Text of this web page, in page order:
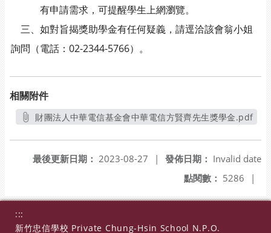
有申請需求，可提醒學生上網瀏覽。
三、如對旨揭獎助學金有任何疑義，請逕洽該會翁小姐
詢問（電話：02-2344-5766）。
相關附件
財團法人中華電信基金會中華電信方賢齊先生獎學金.pdf
發佈日期： Invalid date
最後更新日期： 2023-08-27
|
點閱數： 5286 |
:::
新竹忠信學校 Private Chung-Hsin School N.P.O.